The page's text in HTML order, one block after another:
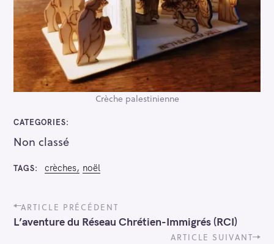
Crèche palestinienne
CATEGORIES
Non classé
TAGS crèches noël
P
o
s
ARTICLE PRÉCÉDENT
L’aventure du Réseau Chrétien-Immigrés (RCI)
ARTICLE SUIVANT